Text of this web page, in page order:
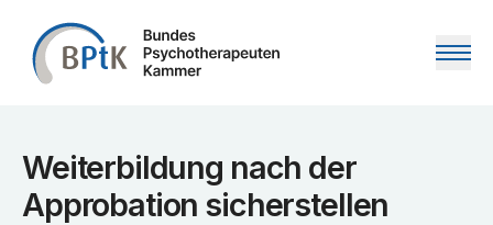
Zum Inhalt springen
Weiterbildung nach der
Approbation sicherstellen